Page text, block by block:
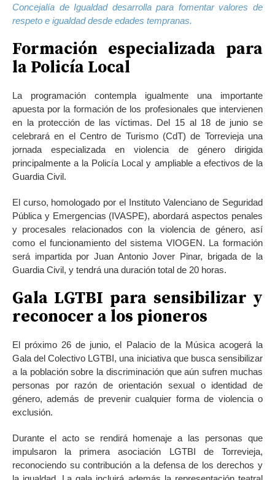
Concejalía de Igualdad desarrolla para fomentar valores de
respeto e igualdad desde edades tempranas.
Formación especializada para
la Policía Local
La programación contempla igualmente una importante
apuesta por la formación de los profesionales que intervienen
en la protección de las víctimas. Del 15 al 18 de junio se
celebrará en el Centro de Turismo (CdT) de Torrevieja una
jornada especializada en violencia de género dirigida
principalmente a la Policía Local y ampliable a efectivos de la
Guardia Civil.
El curso, homologado por el Instituto Valenciano de Seguridad
Pública y Emergencias (IVASPE), abordará aspectos penales
y procesales relacionados con la violencia de género, así
como el funcionamiento del sistema VIOGEN. La formación
será impartida por Juan Antonio Jover Pinar, brigada de la
Guardia Civil, y tendrá una duración total de 20 horas.
Gala LGTBI para sensibilizar y
reconocer a los pioneros
El próximo 26 de junio, el Palacio de la Música acogerá la
Gala del Colectivo LGTBI, una iniciativa que busca sensibilizar
a la población sobre la discriminación que aún sufren muchas
personas por razón de orientación sexual o identidad de
género, además de prevenir cualquier forma de violencia o
exclusión.
Durante el acto se rendirá homenaje a las personas que
impulsaron la primera asociación LGTBI de Torrevieja,
reconociendo su contribución a la defensa de los derechos y